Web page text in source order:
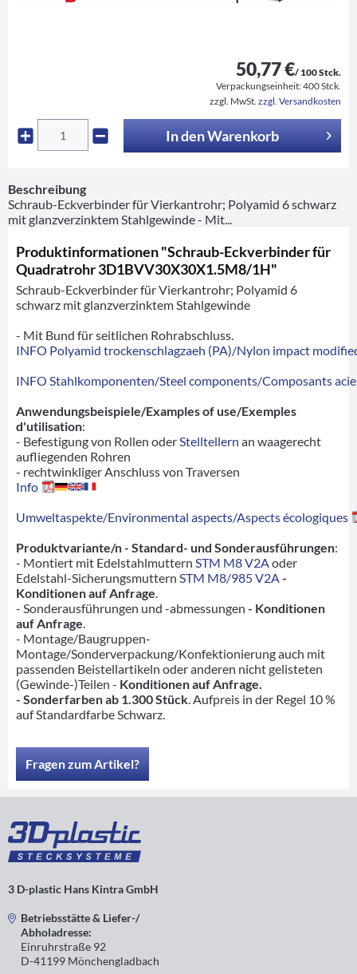
50,77 €/ 100 Stck.
Verpackungseinheit:400 Stck.
zzgl. MwSt. zzgl. Versandkosten
In denWarenkorb
Beschreibung
Schraub-Eckverbinder für Vierkantrohr; Polyamid 6 schwarz
mit glanzverzinktem Stahlgewinde - Mit...
Produktinformationen "Schraub-Eckverbinder für
Quadratrohr 3D1BVV30X30X1.5M8/1H"
Schraub-Eckverbinder für Vierkantrohr; Polyamid 6
schwarz mit glanzverzinktem Stahlgewinde
- Mit Bund für seitlichen Rohrabschluss.
INFO Polyamid trockenschlagzaeh (PA)/Nylon impact
INFO Stahlkomponenten/Steel components/Composants
Anwendungsbeispiele/Examples of use/Exemples
d'utilisation:
- Befestigung von Rollen oder Stelltellern an waagerecht
aufliegenden Rohren
- rechtwinkliger Anschluss von Traversen
Info
Umweltaspekte/Environmental aspects/Aspects écologiques
Produktvariante/n - Standard- und Sonderausführungen:
- Montiert mit Edelstahlmuttern STM M8 V2A oder
Edelstahl-Sicherungsmuttern STM M8/985 V2A -
Konditionen auf Anfrage
- Sonderausführungen und -abmessungen - Konditionen
auf Anfrage
- Montage/Baugruppen-
Montage/Sonderverpackung/Konfektionierung auch mit
passenden Beistellartikeln oder anderen nicht gelisteten
(Gewinde-)Teilen - Konditionen auf Anfrage.
- Sonderfarben ab 1.300 Stück . Aufpreis in der Regel 10 %
auf Standardfarbe Schwarz.
Fragen zum Artikel?
3 D-plastic Hans Kintra GmbH
Betriebsstätte & Liefer-/
Abholadresse:
Einruhrstraße 92
D-41199 Mönchengladbach